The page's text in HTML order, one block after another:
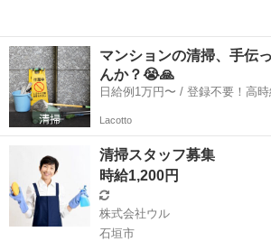
マンションの清掃、手伝
んか？😭🙏
日給例1万円〜 / 登録不
Lacotto
清掃スタッフ募集
時給1,200円
株式会社ウル
石垣市